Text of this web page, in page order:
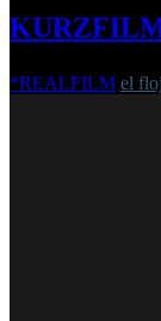
*REALFILM el